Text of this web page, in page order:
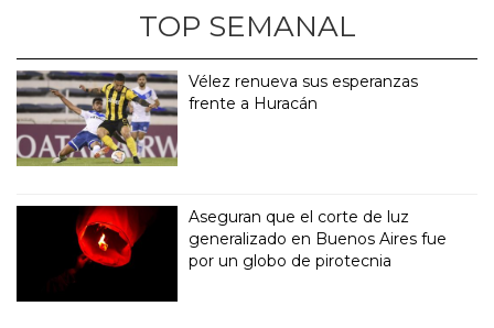
TOP SEMANAL
Vélez renueva sus esperanzas
frente a Huracán
Aseguran que el corte de luz
generalizado en Buenos Aires fue
por un globo de pirotecnia